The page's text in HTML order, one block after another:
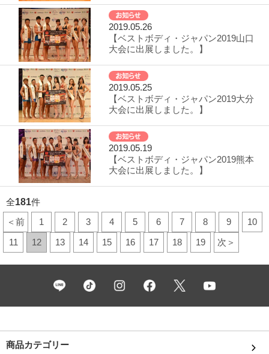
2019.05.26
【ベストボディ・ジャパン2019山口
大会に出展しました。】
2019.05.25
【ベストボディ・ジャパン2019大分
大会に出展しました。】
2019.05.19
【ベストボディ・ジャパン2019熊本
大会に出展しました。】
全181件
＜前
1 2 3 4 5 6 7 8 9
10
11
12 13 14 15 16 17 18 19 次＞
商品カテゴリー